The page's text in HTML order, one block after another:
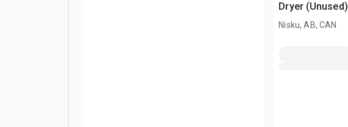
Dryer (Unused)
Nisku, AB, CAN